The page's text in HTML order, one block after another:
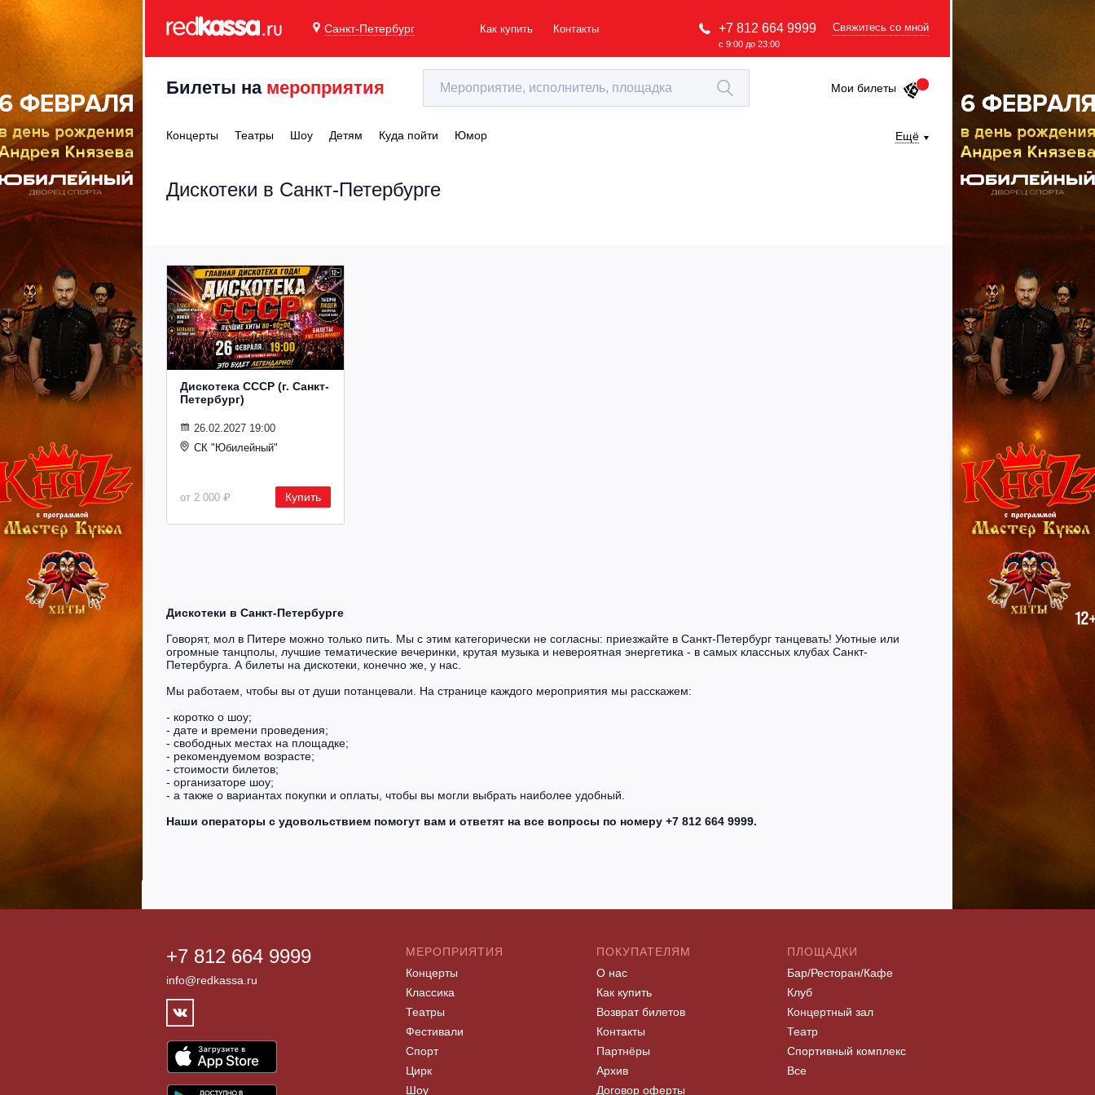
Санкт-Петербург Как купить Контакты +7 812 664 9999
с 9:00 до 23:00
Свяжитесь со мной
Билеты на мероприятия Мои билеты
Концерты Театры Шоу Детям Куда пойти Юмор Ещё
Дискотеки в Санкт-Петербурге
Дискотека СССР (г. Санкт-
Петербург)
26.02.2027 19:00
СК "Юбилейный"
от 2 000 ₽ Купить
Дискотеки в Санкт-Петербурге
Говорят, мол в Питере можно только пить. Мы с этим категорически не согласны: приезжайте в Санкт-Петербург танцевать! Уютные или
огромные танцполы, лучшие тематические вечеринки, крутая музыка и невероятная энергетика - в самых классных клубах Санкт-
Петербурга. А билеты на дискотеки, конечно же, у нас.
Мы работаем, чтобы вы от души потанцевали. На странице каждого мероприятия мы расскажем:
- коротко о шоу;
- дате и времени проведения;
- свободных местах на площадке;
- рекомендуемом возрасте;
- стоимости билетов;
- организаторе шоу;
- а также о вариантах покупки и оплаты, чтобы вы могли выбрать наиболее удобный.
Наши операторы с удовольствием помогут вам и ответят на все вопросы по номеру +7 812 664 9999.
+7 812 664 9999
info@redkassa.ru
МЕРОПРИЯТИЯ
Концерты
Классика
Театры
Фестивали
Спорт
Цирк
Шоу
ПОКУПАТЕЛЯМ
О нас
Как купить
Возврат билетов
Контакты
Партнёры
Архив
Договор оферты
ПЛОЩАДКИ
Бар/Ресторан/Кафе
Клуб
Концертный зал
Театр
Спортивный комплекс
Все